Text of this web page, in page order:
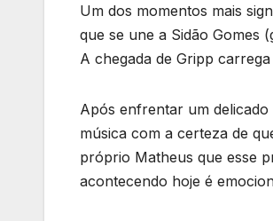
Um dos momentos mais
que se une a Sidão Gomes
A chegada de Gripp
Após enfrentar um
música com a certeza de
próprio Matheus que esse
acontecendo hoje é